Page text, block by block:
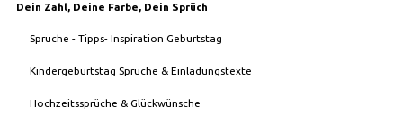
Dein Zahl, Deine Farbe, Dein Sprüch
Spruche - Tipps- Inspiration Geburtstag
Kindergeburtstag Sprüche & Einladungstexte
Hochzeitssprüche & Glückwünsche